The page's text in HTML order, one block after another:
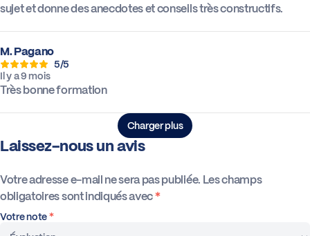
sujet et donne des anecdotes et conseils très constructifs.
M. Pagano
5/5
Il y a 9 mois
Très bonne formation
Charger plus
Laissez-nous un avis
Votre adresse e-mail ne sera pas publiée. Les champs
obligatoires sont indiqués avec*
Votre note*